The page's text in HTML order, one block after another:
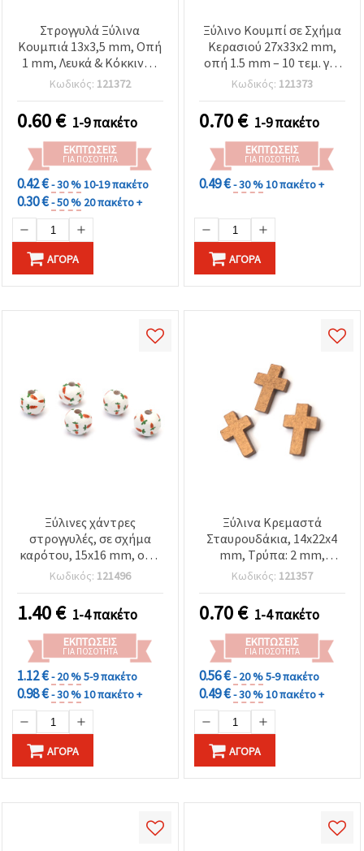
Στρογγυλά Ξύλινα
Κουμπιά 13x3,5 mm, Οπή
1 mm, Λευκά & Κόκκινα -
20 τεμ.
Κωδικός: 121372
0.60€ 1-9 πακέτο
ΕΚΠΤΏΣΕΙΣ
ΓΙΑ ΠΟΣΌΤΗΤΑ
0.42 €- 30 %10-19 πακέτο
0.30 €- 50 % 20 πακέτο +
ΑΓΟΡΆ
Ξύλινο Κουμπί σε Σχήμα
Κερασιού 27x33x2 mm,
οπή 1.5 mm – 10 τεμ. για
χειροτεχνίες DIY και
scrapbooking
Κωδικός: 121373
0.70€ 1-9 πακέτο
ΕΚΠΤΏΣΕΙΣ
ΓΙΑ ΠΟΣΌΤΗΤΑ
0.49 €- 30 %10 πακέτο +
ΑΓΟΡΆ
Ξύλινες χάντρες
στρογγυλές, σε σχήμα
καρότου, 15x16 mm, οπή
4 mm, λευκές - 10 τεμ.
Κωδικός: 121496
1.40€ 1-4 πακέτο
ΕΚΠΤΏΣΕΙΣ
ΓΙΑ ΠΟΣΌΤΗΤΑ
1.12 €- 20 %5-9 πακέτο
0.98 €- 30 %10 πακέτο +
ΑΓΟΡΆ
Ξύλινα Κρεμαστά
Σταυρουδάκια, 14x22x4
mm, Τρύπα: 2 mm,
Χρώμα: Αντικέ Χρυσό - 10
τεμ.
Κωδικός: 121357
0.70€ 1-4 πακέτο
ΕΚΠΤΏΣΕΙΣ
ΓΙΑ ΠΟΣΌΤΗΤΑ
0.56 €- 20 %5-9 πακέτο
0.49 €- 30 %10 πακέτο +
ΑΓΟΡΆ